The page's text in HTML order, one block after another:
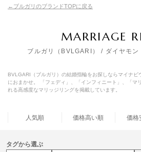
ブルガリのブランドTOPに戻る
MARRIAGE
ブルガリ（BVLGARI） / ダイヤモン
BVLGARI（ブルガリ）の結婚指輪をお探しならマイナビ
におまかせ。 「フェディ」、「インフィニート」、「マ
れる高感度なマリッジリングを掲載しています。
人気順 価格高い順 価格
タグから選ぶ